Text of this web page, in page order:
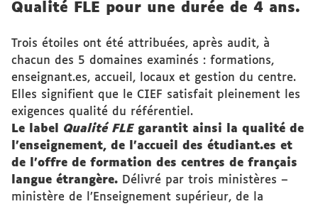
Qualité FLE pour une durée de 4 ans.
Trois étoiles ont été attribuées, après audit, à
chacun des 5 domaines examinés : formations,
enseignant.es, accueil, locaux et gestion du centre.
Elles signifient que le CIEF satisfait pleinement les
exigences qualité du référentiel.
Le label Qualité FLE garantit ainsi la qualité de
l’enseignement, de l’accueil des étudiant.es et
de l’offre de formation des centres de français
langue étrangère. Délivré par trois ministères –
ministère de l’Enseignement supérieur, de la